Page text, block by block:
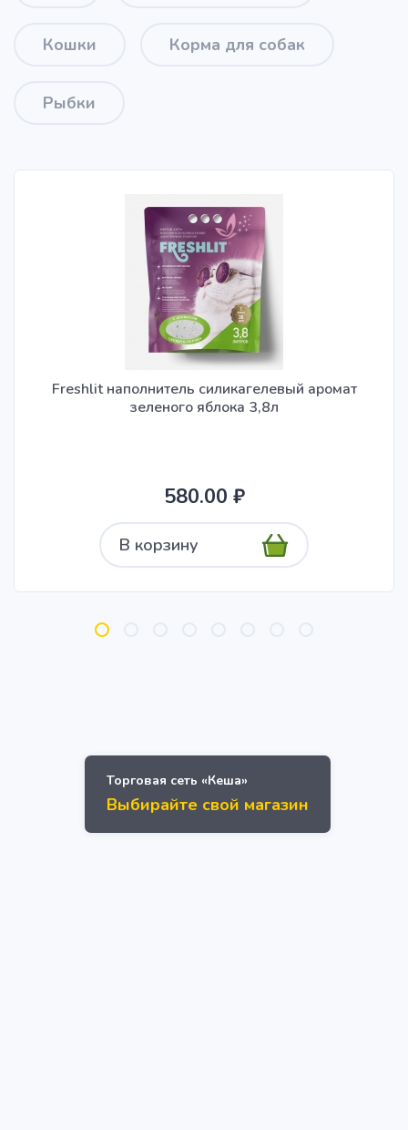
Кошки Корма для собак
Рыбки
Freshlit наполнитель силикагелевый аромат
зеленого яблока 3,8л
580.00 ₽
В корзину
Торговая сеть «Кеша»
Выбирайте свой магазин